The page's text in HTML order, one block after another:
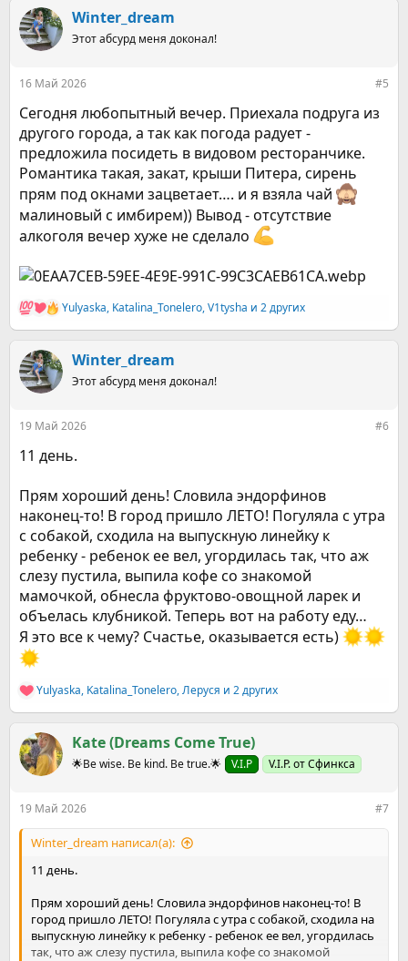
к
ц
и
Winter_dream
Этот абсурд меня доконал!
16 Май 2026 #5
Сегодня любопытный вечер. Приехала подруга из
другого города, а так как погода радует -
предложила посидеть в видовом ресторанчике.
Романтика такая, закат, крыши Питера, сирень
прям под окнами зацветает…. и я взяла чай
малиновый с имбирем)) Вывод - отсутствие
алкоголя вечер хуже не сделало
Р
е
к
ц
и
Yulyaska, Katalina_Tonelero,V1tysha и 2 других
Winter_dream
Этот абсурд меня доконал!
19 Май 2026 #6
11 день.
Прям хороший день! Словила эндорфинов
наконец-то! В город пришло ЛЕТО! Погуляла с утра
с собакой, сходила на выпускную линейку к
ребенку - ребенок ее вел, угордилась так, что аж
слезу пустила, выпила кофе со знакомой
мамочкой, обнесла фруктово-овощной ларек и
объелась клубникой. Теперь вот на работу еду…
Я это все к чему? Счастье, оказывается есть)
Р
е
к
ц
и
Yulyaska, Katalina_Tonelero,Леруся и 2 других
Kate (Dreams Come True)
🌟Be wise. Be kind. Be true.🌟 V.I.P V.I.P. от Сфинкса
19 Май 2026 #7
Winter_dream написал(а):
11 день.
Прям хороший день! Словила эндорфинов наконец-то! В
город пришло ЛЕТО! Погуляла с утра с собакой, сходила на
выпускную линейку к ребенку - ребенок ее вел, угордилась
так, что аж слезу пустила, выпила кофе со знакомой